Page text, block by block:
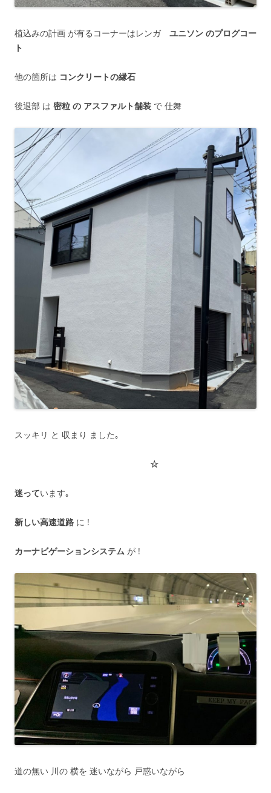
植込みの計画 が有るコーナーはレンガ ユニソン のプログコー
ト
他の箇所は コンクリートの縁石
後退部 は 密粒 の アスファルト舗装 で 仕舞
スッキリ と 収まり ました｡
☆
迷っています｡
新しい高速道路 に !
カーナビゲーションシステム が !
道の無い 川の 横を 迷いながら 戸惑いながら